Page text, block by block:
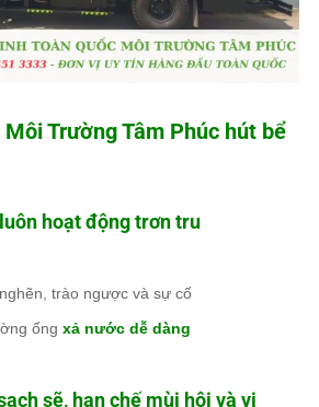
Môi Trường Tâm Phúc hút bể
hoạt động trơn tru
trào ngược và sự cố
ống xả nước dễ dàng
sẽ, hạn chế mùi hôi và vi